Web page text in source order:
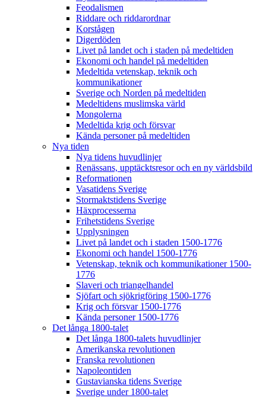
Feodalismen
Riddare och riddarordnar
Korstågen
Digerdöden
Livet på landet och i staden på medeltiden
Ekonomi och handel på medeltiden
Medeltida vetenskap, teknik och
kommunikationer
Sverige och Norden på medeltiden
Medeltidens muslimska värld
Mongolerna
Medeltida krig och försvar
Kända personer på medeltiden
Nya tiden
Nya tidens huvudlinjer
Renässans, upptäcktsresor och en ny världsbild
Reformationen
Vasatidens Sverige
Stormaktstidens Sverige
Häxprocesserna
Frihetstidens Sverige
Upplysningen
Livet på landet och i staden 1500-1776
Ekonomi och handel 1500-1776
Vetenskap, teknik och kommunikationer 1500-
1776
Slaveri och triangelhandel
Sjöfart och sjökrigföring 1500-1776
Krig och försvar 1500-1776
Kända personer 1500-1776
Det långa 1800-talet
Det långa 1800-talets huvudlinjer
Amerikanska revolutionen
Franska revolutionen
Napoleontiden
Gustavianska tidens Sverige
Sverige under 1800-talet